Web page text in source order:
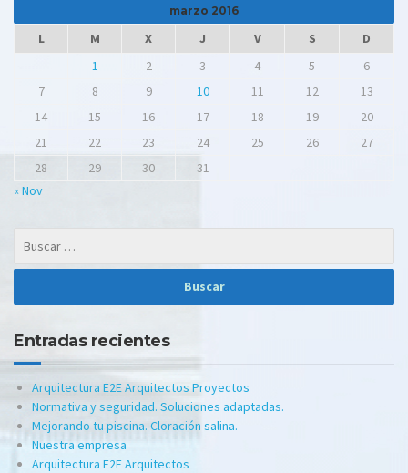
marzo 2016
L M X J V S
D
1
2 3 4 5
6
7
8 9 10 11 12
13
14
15 16 17 18 19
20
21
22 23 24 25 26
27
28
29 30
31
« Nov
Entradas recientes
Arquitectura E2E Arquitectos Proyectos
Normativa y seguridad. Soluciones adaptadas.
Mejorando tu piscina. Cloración salina.
Nuestra empresa
Arquitectura E2E Arquitectos